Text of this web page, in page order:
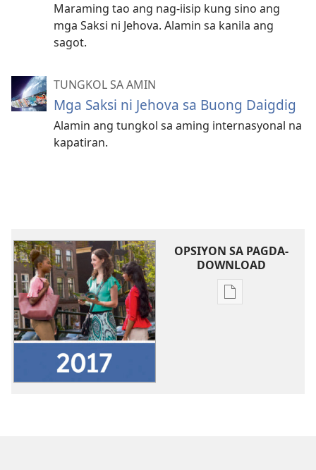
Maraming tao ang nag-iisip kung sino ang
mga Saksi ni Jehova. Alamin sa kanila ang
sagot.
TUNGKOL SA AMIN
Mga Saksi ni Jehova sa Buong Daigdig
Alamin ang tungkol sa aming internasyonal na
kapatiran.
OPSIYON SA PAGDA-
DOWNLOAD
Opsiyon